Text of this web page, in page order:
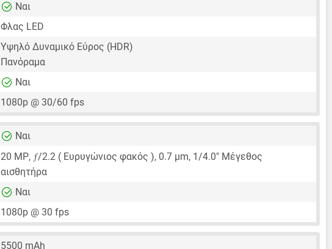
Ναι
Φλας LED
Υψηλό Δυναμικό Εύρος (HDR)
Πανόραμα
Ναι
1080p @ 30/60 fps
Ναι
20 MP, ƒ/2.2 ( Ευρυγώνιος φακός ), 0.7 μm, 1/4.0" Μέγεθος
αισθητήρα
Ναι
1080p @ 30 fps
5500 mAh